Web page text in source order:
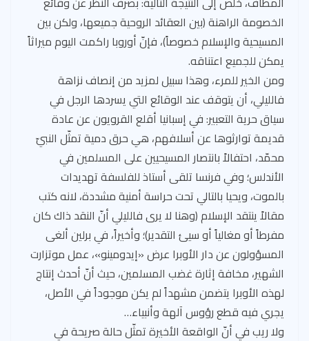
الخصومة الراهنة (بين العقائد الروحية جميعها، ولكن بين
المسيحية والإسلام خصوصاً)، فإنّ أوروبا راكمت اليوم ميراثاً
يمكن للجميع اعتناقه.
ومن الخير للمرء، وهذا سبيل لمزيد من إنصاف نزاهة
فالليلي، أن يتوقف عند الوقائع التي يسردها الرجل في
سياق حرية التعبير: في إسبانيا أقلع القرويون عن عادة
قديمة توارثوها عن أسلافهم، هي حرق دمية تمثّل النبيّ
محمّد، احتفالاً بانتصار المسيحيين على المسلمين في
الأندلس؛ وفي فرنسا تلقى أستاذ للفلسفة تهديدات
بالموت، ويحيا بالتالي تحت حراسة أمنية مشددة، لانه كتب
مقالاً ينتقد الإسلام (وهنا لا يرى فالليلي أنّ النقد ذاك كان
مفرطاً أو مغالياً أو سيئ التقدير)؛ وأخيراً، في برلين ألغى
المسؤولون عن دار الأوبرا عرض «إيدومينو»، عمل موتزارت
الشهير، مخافة إثارة غضب المسلمين، حيث أنّ أحدث إنتاج
لهذه الأوبرا يتضمن مشهداً لم يكن موجوداً في الأصل،
يجري فيه قطع رؤوس آلهة وأنبياء…
ولا ريب في أنّ الواقعة الأخيرة تمثّل حالة صريحة في